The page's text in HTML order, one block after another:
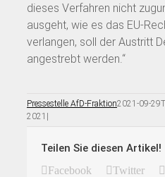
dieses Verfahren nicht
ausgeht, wie es das EU-
verlangen, soll der Austritt
angestrebt werden.“
Pressestelle AfD-Fraktion2021-09-
2021 |
Teilen Sie diesen Artikel!
Facebook Twitter